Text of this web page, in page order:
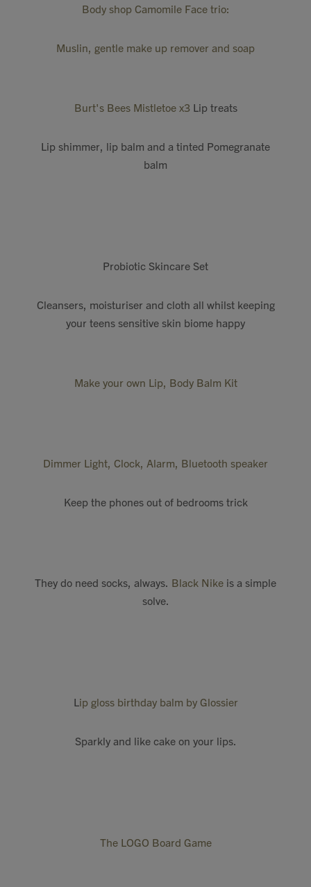
Body shop Camomile Face trio:
Muslin, gentle make up remover and soap
Burt's Bees Mistletoe x3 Lip treats
Lip shimmer, lip balm and a tinted Pomegranate
balm
Probiotic Skincare Set
Cleansers, moisturiser and cloth all whilst keeping
your teens sensitive skin biome happy
Make your own Lip, Body Balm Kit
Dimmer Light, Clock, Alarm, Bluetooth speaker
Keep the phones out of bedrooms trick
They do need socks, always. Black Nike is a simple
solve.
Lip gloss birthday balm by Glossier
Sparkly and like cake on your lips.
The LOGO Board Game